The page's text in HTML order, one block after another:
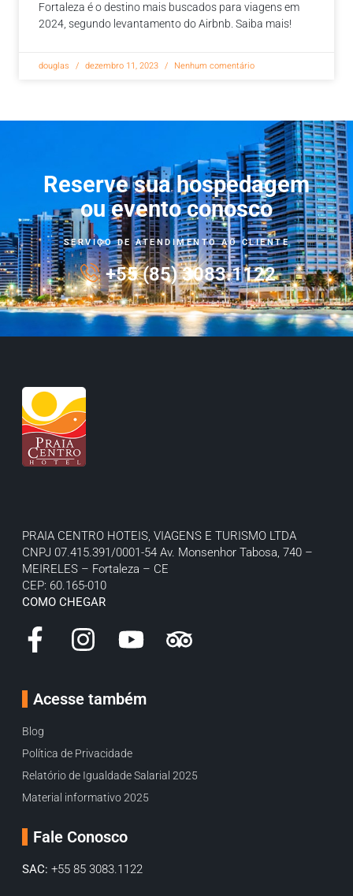
Fortaleza é o destino mais buscados para viagens em
2024, segundo levantamento do Airbnb. Saiba mais!
douglas dezembro 11, 2023 Nenhum comentário
Reserve sua hospedagem
ou evento conosco
SERVIÇO DE ATENDIMENTO AO CLIENTE
+55 (85) 3083.1122
PRAIA CENTRO HOTEIS, VIAGENS E TURISMO LTDA
CNPJ 07.415.391/0001-54 Av. Monsenhor Tabosa, 740 –
MEIRELES – Fortaleza – CE
CEP: 60.165-010
COMO CHEGAR
Acesse também
Blog
Política de Privacidade
Relatório de Igualdade Salarial 2025
Material informativo 2025
Fale Conosco
SAC: +55 85 3083.1122